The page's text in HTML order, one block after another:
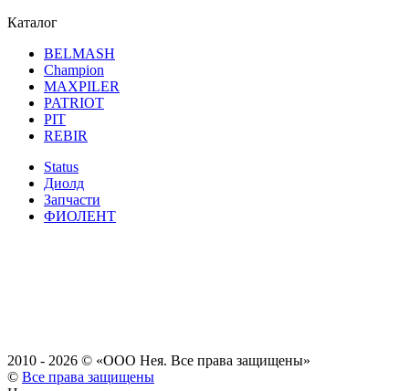
Каталог
BELMASH
Champion
MAXPILER
PATRIOT
PIT
REBIR
Status
Диолд
Запчасти
ФИОЛЕНТ
2010 - 2026 © «ООО Нея. Все права защищены»
© Все права защищены